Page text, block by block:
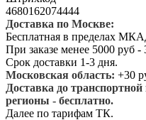
4680162074444
Доставка по Москве:
Бесплатная в пределах
При заказе менее 5000 руб
Срок доставки 1-3 дня.
Московская область: +30
Доставка до
регионы - бесплатно.
Далее по тарифам ТК.